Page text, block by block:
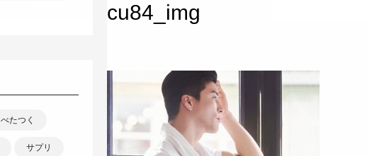
cu84_img
べたつく
サプリ